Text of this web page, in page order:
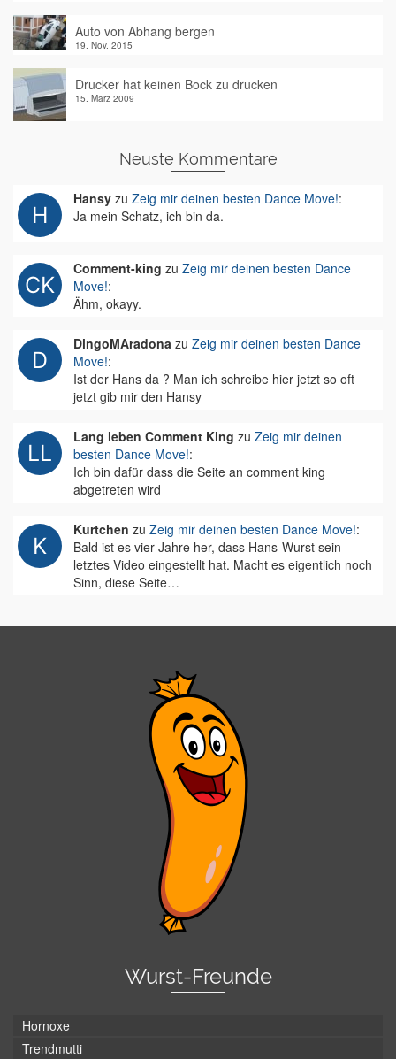
Auto von Abhang bergen
19. Nov. 2015
Drucker hat keinen Bock zu drucken
15. März 2009
Neuste Kommentare
Hansy zu Zeig mir deinen besten Dance Move!:
Ja mein Schatz, ich bin da.
Comment-king zu Zeig mir deinen besten Dance
Move!:
Ähm, okayy.
DingoMAradona zu Zeig mir deinen besten Dance
Move!:
Ist der Hans da ? Man ich schreibe hier jetzt so oft
jetzt gib mir den Hansy
Lang leben Comment King zu Zeig mir deinen
besten Dance Move!:
Ich bin dafür dass die Seite an comment king
abgetreten wird
Kurtchen zu Zeig mir deinen besten Dance Move!:
Bald ist es vier Jahre her, dass Hans-Wurst sein
letztes Video eingestellt hat. Macht es eigentlich noch
Sinn, diese Seite…
Wurst-Freunde
Hornoxe
Trendmutti